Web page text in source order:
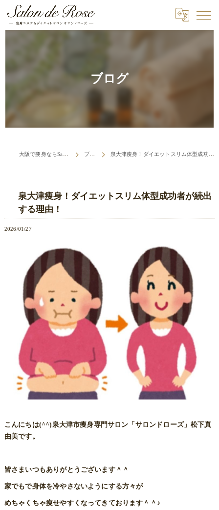
ブログ
ブログ 泉大津痩身！ダイエットスリム体型成功者が続出する理由！
泉大津痩身！ダイエットスリム体型成功者が続出
する理由！
2026/01/27
こんにちは(^^)泉大津市痩身専門サロン「サロンドローズ」松下真
由美です。
皆さまいつもありがとうございます＾＾
家でもで身体を冷やさないようにする方々が
めちゃくちゃ痩せやすくなってきております＾＾♪